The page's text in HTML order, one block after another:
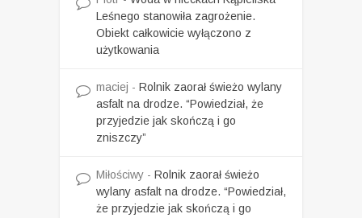
Leśnego stanowiła zagrożenie.
Obiekt całkowicie wyłączono z
użytkowania
maciej - Rolnik zaorał świeżo wylany
asfalt na drodze. “Powiedział, że
przyjedzie jak skończą i go
zniszczy”
Miłościwy - Rolnik zaorał świeżo
wylany asfalt na drodze. “Powiedział,
że przyjedzie jak skończą i go